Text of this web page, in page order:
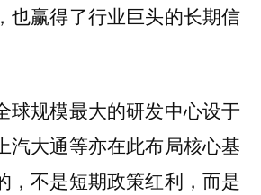
也赢得了行业巨头的长期信
球规模最大的研发中心设于
汽大通等亦在此布局核心基
，不是短期政策红利，而是